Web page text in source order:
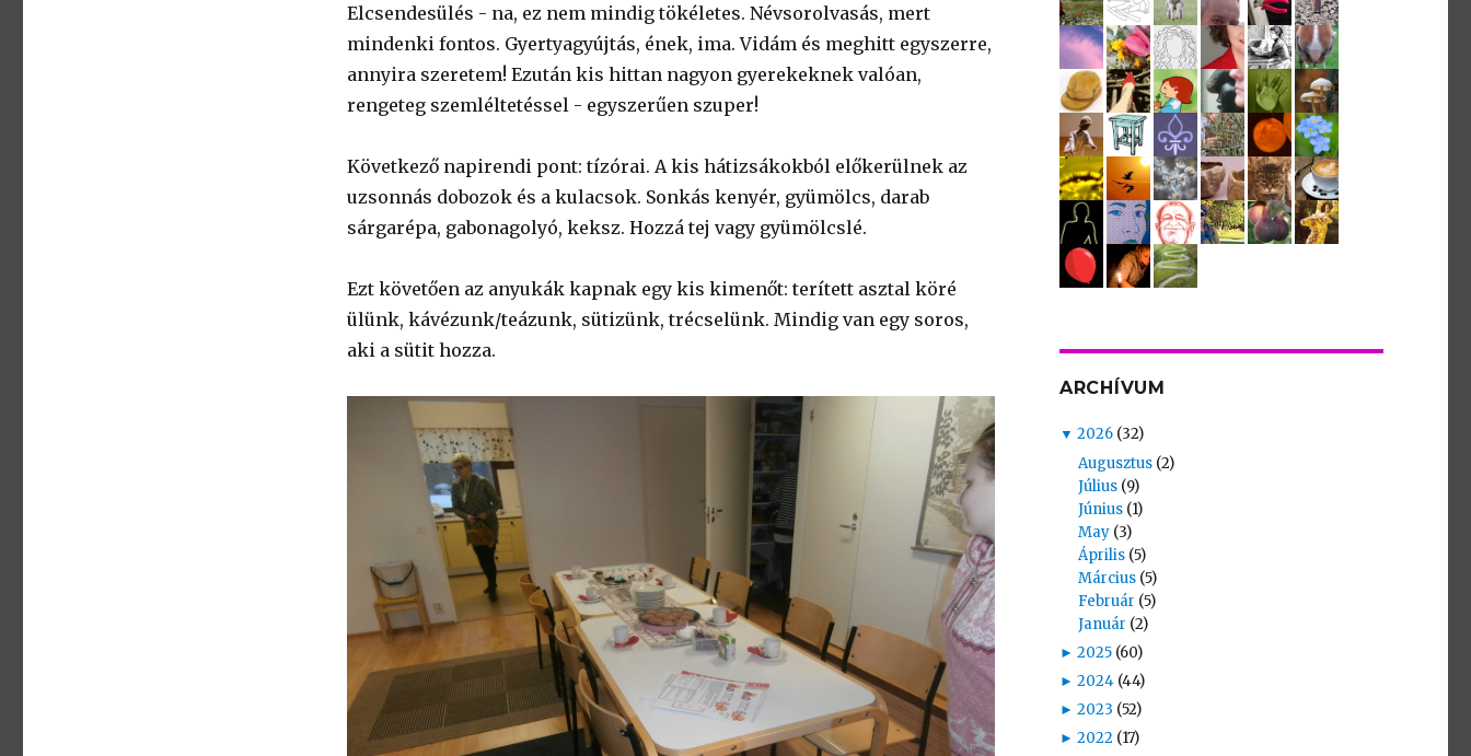
Elcsendesülés - na, ez nem mindig tökéletes. Névsorolvasás, mert
mindenki fontos. Gyertyagyújtás, ének, ima. Vidám és meghitt egyszerre,
annyira szeretem! Ezután kis hittan nagyon gyerekeknek valóan,
rengeteg szemléltetéssel - egyszerűen szuper!
Következő napirendi pont: tízórai. A kis hátizsákokból előkerülnek az
uzsonnás dobozok és a kulacsok. Sonkás kenyér, gyümölcs, darab
sárgarépa, gabonagolyó, keksz. Hozzá tej vagy gyümölcslé.
Ezt követően az anyukák kapnak egy kis kimenőt: terített asztal köré
ülünk, kávézunk/teázunk, sütizünk, trécselünk. Mindig van egy soros,
aki a sütit hozza.
ARCHÍVUM
▼ 2026 (32)
Augusztus (2)
Július (9)
Június (1)
May (3)
Április (5)
Március (5)
Február (5)
Január (2)
► 2025 (60)
► 2024 (44)
► 2023 (52)
► 2022 (17)